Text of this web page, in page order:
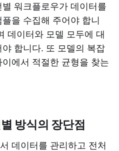
워크플로우가 데이터를
을 수집해 주어야 합니
데이터와 모델 모두에 대
합니다. 또 모델의 복잡
에서 적절한 균형을 찾는
방식의 장단점
데이터를 관리하고 전처